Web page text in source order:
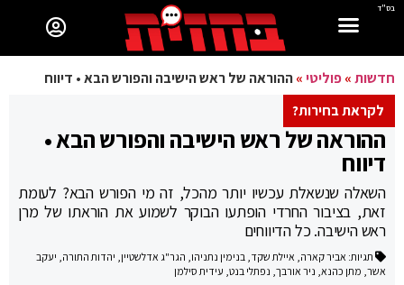
בס"ד
חדשות»פוליטי»ההוראה של ראש הישיבה והפורש הבא • דיווח
לקראת בחירות?
ההוראה של ראש הישיבה והפורש הבא •
דיווח
השאלה שנשאלת עכשיו יותר מהכל, זה מי הפורש הבא? לעומת
זאת, בציבור החרדי הופתעו הבוקר לשמוע את הוראתו של מרן
ראש הישיבה. כל הדיווחים
תגיות: אביר קארה, איילת שקד, בנימין נתניהו, הגר"ג אדלשטיין, יהדות התורה, יעקב
אשר, מתן כהנא, ניר אורבך, נפתלי בנט, עידית סילמן